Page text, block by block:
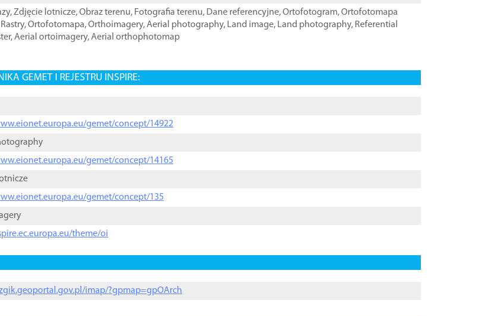
,Zdjęcie lotnicze,Obraz terenu, Fotografia terenu, Dane referencyjne,Ortofotogram,Ortofotomapa
Rastry,Ortofotomapa,Orthoimagery,Aerial photography, Land image, Land photography, Referential
,Aerial ortoimagery,Aerial orthophotomap
GEMET I REJESTRU INSPIRE:
gemet/concept/14922
gemet/concept/14165
gemet/concept/135
theme/oi
imap/?gpmap=gpOArch